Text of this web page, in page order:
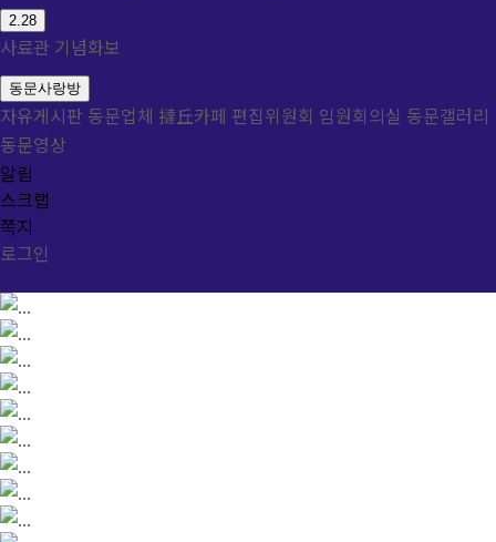
2.28
사료관 기념화보
동문사랑방
자유게시판 동문업체 撻丘카페 편집위원회 임원회의실 동문갤러리
동문영상
알림
스크랩
쪽지
로그인